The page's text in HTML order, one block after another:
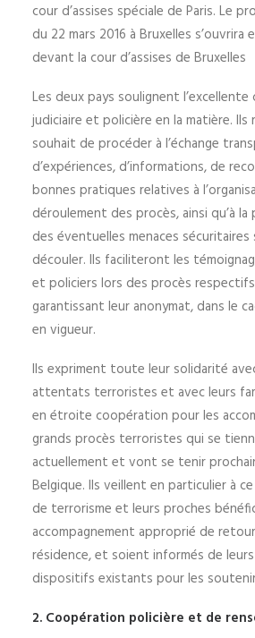
cour d’assises spéciale de Paris. Le
du 22 mars 2016 à Bruxelles
devant la cour d’assises de Bruxelles
Les deux pays soulignent
judiciaire et policière en la matière. Ils
souhait de procéder à l’échange
d’expériences, d’informations, de
bonnes pratiques relatives à
déroulement des procès, ainsi qu’à
des éventuelles menaces sécuritaires
découler. Ils faciliteront les
et policiers lors des procès
garantissant leur anonymat, dans le
en vigueur.
Ils expriment toute leur solidarité
attentats terroristes et avec leurs
en étroite coopération pour les
grands procès terroristes qui se
actuellement et vont se tenir
Belgique. Ils veillent en particulier à
de terrorisme et leurs proches
accompagnement approprié de
résidence, et soient informés de
dispositifs existants pour les
2. Coopération policière et de